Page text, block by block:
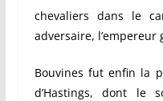
chevaliers dans le
adversaire, l’empereur
Bouvines fut enfin la
d’Hastings, dont le